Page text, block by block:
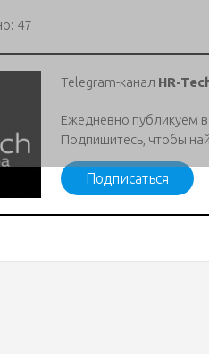
47
Telegram-канал HR-
Ежедневно публикуем
Подпишитесь, чтобы
Подписаться